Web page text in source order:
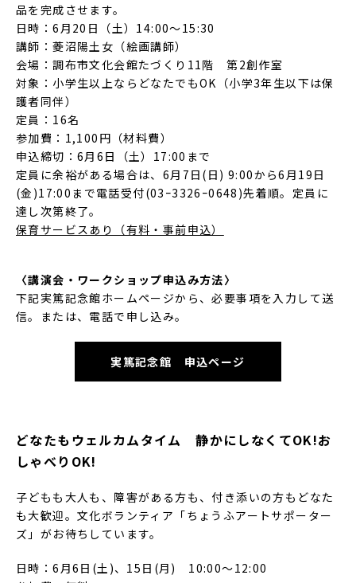
品を完成させます。
日時：6月20日（土）14:00〜15:30
講師：菱沼陽土女（絵画講師）
会場：調布市文化会館たづくり11階 第2創作室
対象：小学生以上ならどなたでもOK（小学3年生以下は保
護者同伴）
定員：16名
参加費：1,100円（材料費）
申込締切：6月6日（土）17:00まで
定員に余裕がある場合は、6月7日(日) 9:00から6月19日
(金)17:00まで電話受付(03ｰ3326ｰ0648)先着順。定員に
達し次第終了。
保育サービスあり（有料・事前申込）
〈講演会・ワークショップ申込み方法〉
下記実篤記念館ホームページから、必要事項を入力して送
信。または、電話で申し込み。
実篤記念館 申込ページ
どなたもウェルカムタイム 静かにしなくてOK!お
しゃべりOK!
子どもも大人も、障害がある方も、付き添いの方もどなた
も大歓迎。文化ボランティア「ちょうふアートサポーター
ズ」がお待ちしています。
日時：6月6日(土)、15日(月) 10:00～12:00